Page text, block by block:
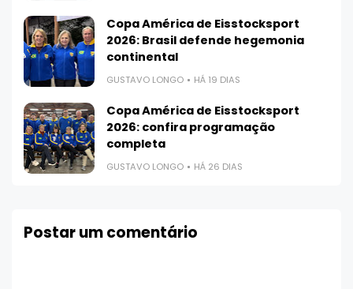
Copa América de Eisstocksport
2026: Brasil defende hegemonia
continental
GUSTAVO LONGO HÁ 19 DIAS
Copa América de Eisstocksport
2026: confira programação
completa
GUSTAVO LONGO HÁ 26 DIAS
Postar um comentário